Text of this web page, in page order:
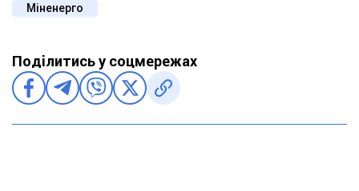
Міненерго
Поділитись у соцмережах